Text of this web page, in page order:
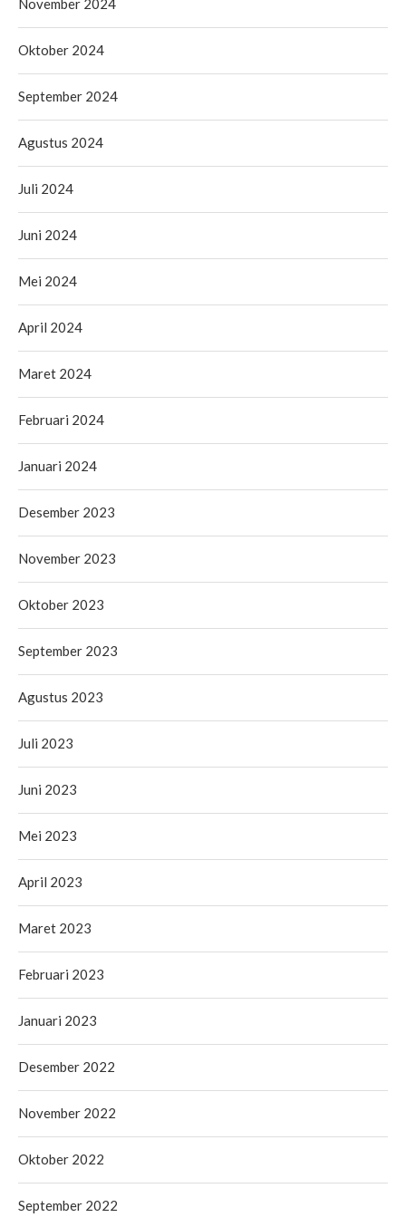
Oktober 2024
September 2024
Agustus 2024
Juli 2024
Juni 2024
Mei 2024
April 2024
Maret 2024
Februari 2024
Januari 2024
Desember 2023
November 2023
Oktober 2023
September 2023
Agustus 2023
Juli 2023
Juni 2023
Mei 2023
April 2023
Maret 2023
Februari 2023
Januari 2023
Desember 2022
November 2022
Oktober 2022
September 2022